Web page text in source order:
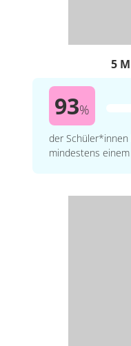
5
93%
der
mindestens